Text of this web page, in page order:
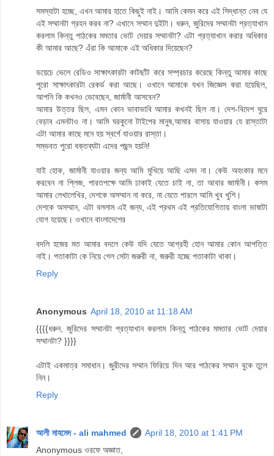
সমস্যাটা হচ্ছে, এখন আমার হাতে কিছুই নাই। আমি কেমন করে এই সিদ্ধান্ত নেব যে
এই সম্মানটা গ্রহন করব না? এখানে সম্মান দুইটা। ধরুন, জুরিদের সম্মানটা প্রত্যাখান
করলাম কিন্তু পাঠকের মমতার ভোট দেয়ার সম্মানটা? এটা প্রত্যাখান করার অধিকার
কী আমার আছে? এঁরা কি আমাকে এই অধিকার দিয়েছেন?
ডয়েচে ভেলে রেডিও সাক্ষাৎকারটা কাটছাঁট করে সম্প্রচার করেছে কিন্তু আমার কাছে
পুরো সাক্ষাৎকারটা রেকর্ড করা আছে। ওখানে আমাকে যখন জিজ্ঞেস করা হয়েছিল,
আপনি কি কখনও ভেবেছেন, জার্মানী আসবেন?
আমার উত্তর ছিল, এমন কোন ভাবাভাবি আমার কখনই ছিল না। দেশ-বিদেশ ঘুরে
বেড়াব এমনটাও না। আমি ঘরকুনো টাইপের মানুষ,আমার বাসায় যাওয়ার যে রাস্তাটা
এটা আমার কাছে মনে হয় স্বর্গে যাওয়ার রাস্তা।
সম্ভবত পুরো বক্তব্যটা এদের পছন্দ হয়নি!
যাই হোক, জার্মানী যাওয়ার জন্য আমি মুখিয়ে আছি এমন না। কেউ অহংকার মনে
করবেন না প্লিজ, পারতপক্ষে আমি ঢাকাই যেতে চাই না, তা আবার জার্মানী। কসম
আমার লেখালেখির, দেশকে অসম্মান না করে, না যেতে পারলে আমি খুব খুশি।
দেশকে অসম্মান, এটা বললাম এই জন্য, এই প্রথম এই প্রতিযোগিতায় বাংলা ভাষাটা
যোগ হয়েছে। ওখানে বাংলাদেশের
বদলি হজের মত আমার বদলে কেউ যদি যেতে আগ্রহী হোন আমার কোন আপত্তি
নাই। পতাকাটা কে নিয়ে গেল সেটা জরুরী না, জরুরী হচ্ছে পতাকাটা থাকা।
Reply
Anonymous April 18, 2010 at 11:18 AM
{{{{ধরুন, জুরিদের সম্মানটা প্রত্যাখান করলাম কিন্তু পাঠকের মমতার ভোট দেয়ার
সম্মানটা? }}}}
এটাই একমাত্র সমাধান। জুরীদের সম্মান ফিরিয়ে দিন আর পাঠকের সম্মান বুকে তুলে
নিন।
Reply
আলী মাহমেদ - ali mahmed
April 18, 2010 at 1:41 PM
Anonymous ওরফে অজ্ঞাত,